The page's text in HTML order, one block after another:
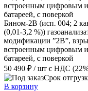
Бином-2В (исп. 004; 2
(0,01-3,2 %))
модификации ”2В”,
встроенным цифровым
батареей, с поверкой
50 490 ₽ / шт с НДС
Срок
В корзину